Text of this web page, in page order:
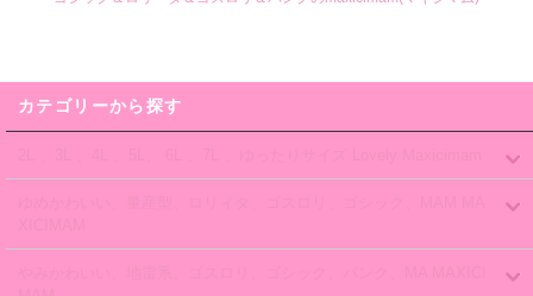
カテゴリーから探す